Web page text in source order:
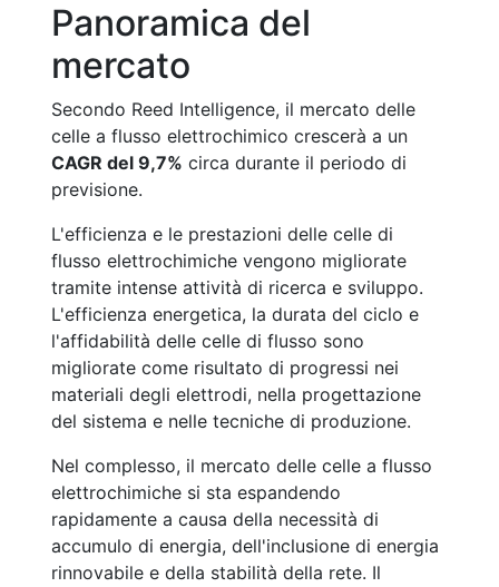
Panoramica del
mercato
Secondo Reed Intelligence, il mercato delle
celle a flusso elettrochimico crescerà a un
CAGR del 9,7% circa durante il periodo di
previsione.
L'efficienza e le prestazioni delle celle di
flusso elettrochimiche vengono migliorate
tramite intense attività di ricerca e sviluppo.
L'efficienza energetica, la durata del ciclo e
l'affidabilità delle celle di flusso sono
migliorate come risultato di progressi nei
materiali degli elettrodi, nella progettazione
del sistema e nelle tecniche di produzione.
Nel complesso, il mercato delle celle a flusso
elettrochimiche si sta espandendo
rapidamente a causa della necessità di
accumulo di energia, dell'inclusione di energia
rinnovabile e della stabilità della rete. Il